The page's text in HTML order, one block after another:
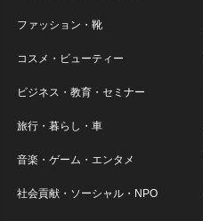
ファッション・靴
コスメ・ビューティー
ビジネス・教育・セミナー
旅行・暮らし・車
音楽・ゲーム・エンタメ
社会貢献・ソーシャル・NPO